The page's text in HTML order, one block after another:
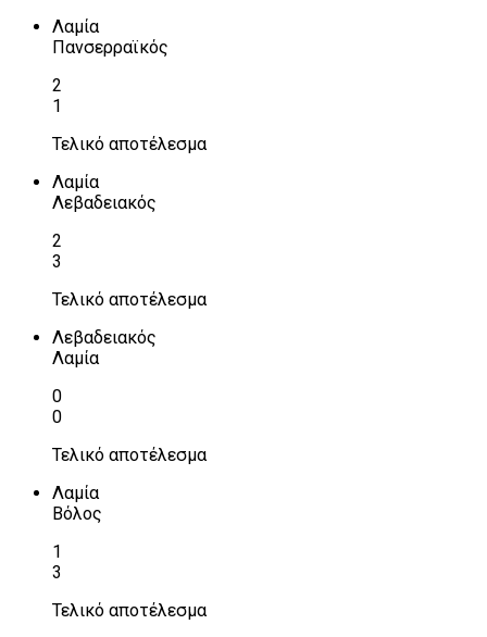
Λαμία
Πανσερραϊκός
2
1
Τελικό αποτέλεσμα
Λαμία
Λεβαδειακός
2
3
Τελικό αποτέλεσμα
Λεβαδειακός
Λαμία
0
0
Τελικό αποτέλεσμα
Λαμία
Βόλος
1
3
Τελικό αποτέλεσμα